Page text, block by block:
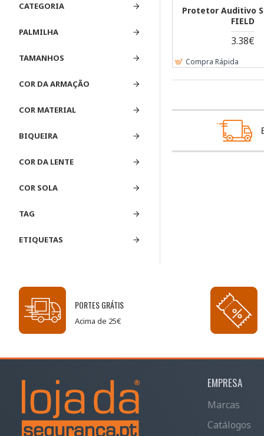
TAG
CATEGORIA
PALMILHA
TAMANHOS
COR DA ARMAÇÃO
COR MATERIAL
BIQUEIRA
COR DA LENTE
COR SOLA
ETIQUETAS
Protetor Auditivo
FIELD
3.38€
Compra Rápida
PORTES GRÁTIS
Acima de 25€
EMPRESA
Marcas
Catálogos